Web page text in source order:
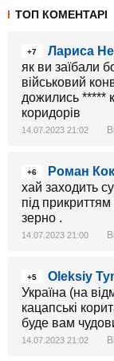
ТОП КОМЕНТАРІ
+7
Лариса
як ви заїбали
військовий
дожились *****
коридорів
14.07.2023 21:02
+6
Роман
хай заходить
під прикриттям
зерно .
14.07.2023 21:00
+5
Oleksiy
Україна (на
кацапські
буде вам
14.07.2023 21:02